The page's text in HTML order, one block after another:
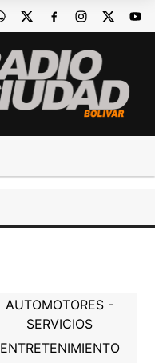
AUTOMOTORES -
SERVICIOS
ENTRETENIMIENTO